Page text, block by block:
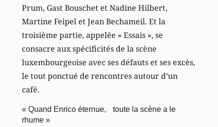
Prum, Gast Bouschet et Nadine Hilbert,
Martine Feipel et Jean Bechameil. Et la
troisième partie, appelée « Essais », se
consacre aux spécificités de la scène
luxembourgeoise avec ses défauts et ses excès,
le tout ponctué de rencontres autour d’un
café.
« Quand Enrico éternue, toute la scène a le
rhume »